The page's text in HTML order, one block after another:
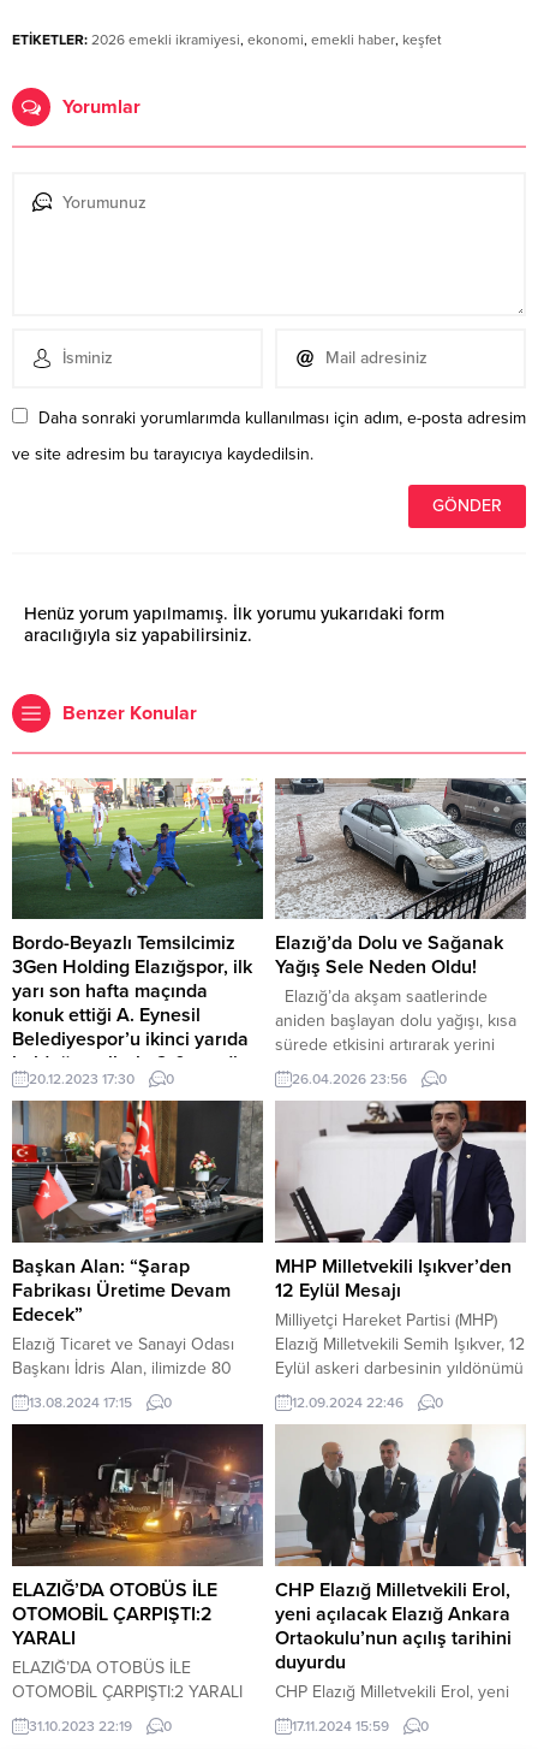
ETİKETLER: 2026 emekli ikramiyesi, ekonomi, emekli haber, keşfet
Yorumlar
Daha sonraki yorumlarımda kullanılması için adım, e-posta adresim
ve site adresim bu tarayıcıya kaydedilsin.
Henüz yorum yapılmamış. İlk yorumu yukarıdaki form
aracılığıyla siz yapabilirsiniz.
Benzer Konular
Bordo-Beyazlı Temsilcimiz
3Gen Holding Elazığspor, ilk
yarı son hafta maçında
konuk ettiği A. Eynesil
Belediyespor’u ikinci yarıda
bulduğu gollerle 2-0 yendi
Bordo-Beyazlı Temsilcimiz 3Gen
Holding Elazığspor, ilk yarının son
hafta karşılaşmasında sahasında
konuk ettiği Giresun Ekibi Eynesil
Belediyespor’u mağlup ederek
devre arasına mutlu girdi… İlk
Devreyi ‘Mesut’ Kapattık! 2-0
Bordo-Beyazlı Temsilcimiz 3Gen
Holding Elazığspor, ilk yarı son
hafta maçında konuk ettiği A.
Eynesil Belediyespor’u ikinci
yarıda bulduğu gollerle 2-0 yendi
ve...
20.12.2023 17:30 0
Elazığ’da Dolu ve Sağanak
Yağış Sele Neden Oldu!
Elazığ’da akşam saatlerinde
aniden başlayan dolu yağışı, kısa
sürede etkisini artırarak yerini
şiddetli sağanak yağmura bıraktı.
Elazığ genelinde etkili olan yağış,
hayatı olumsuz etkilerken bazı
cadde ve sokaklarda su
birikintileri oluştu. Yoğun yağış
nedeniyle özellikle cadde ve
sokaklar adeta göle dönerken,
araç sürücüleri ilerlemekte güçlük
çekti. Bazı vatandaşlar...
26.04.2026 23:56 0
Başkan Alan: “Şarap
Fabrikası Üretime Devam
Edecek”
Elazığ Ticaret ve Sanayi Odası
Başkanı İdris Alan, ilimizde 80
yıldan beri üretim yapan ve başta
üzüm üreticilerimiz olmak üzere
şehir ekonomisine önemli katkı
sağlayan Şarap Fabrikası’nın
faaliyetlerine devam edeceğini
açıkladı. Fabrikanın bazı
birimlerinin depremde hasar
aldığı ve bu sebeple işletme
sahiplerinin farklı alternatifler
üzerinde çalıştıklarına dikkat
çeken Başkan Alan...
13.08.2024 17:15 0
MHP Milletvekili Işıkver’den
12 Eylül Mesajı
Milliyetçi Hareket Partisi (MHP)
Elazığ Milletvekili Semih Işıkver, 12
Eylül askeri darbesinin yıldönümü
vesilesiyle yaptığı açıklamada, “12
Eylül Darbesi’nin 44. yılında, bu
kara günün hatırasını
unutmuyoruz. Demokrasiye
vurulan bu ağır darbenin etkilerini
her daim hatırlamak, geçmişten
ders çıkarmak ve Türk milletinin
mukaddes değerlerine sahip
çıkma sorumluluğumuzu bir kez
daha vurgulamak...
12.09.2024 22:46 0
ELAZIĞ’DA OTOBÜS İLE
OTOMOBİL ÇARPIŞTI:2
YARALI
ELAZIĞ’DA OTOBÜS İLE
OTOMOBİL ÇARPIŞTI:2 YARALI
Elazığ’da otobüs ile otomobilin
çarpışması sonucu 2 kişi
31.10.2023 22:19 0
CHP Elazığ Milletvekili Erol,
yeni açılacak Elazığ Ankara
Ortaokulu’nun açılış tarihini
duyurdu
CHP Elazığ Milletvekili Erol, yeni
açılacak Elazığ Ankara
Ortaokulu’nun açılış tarihini
17.11.2024 15:59 0